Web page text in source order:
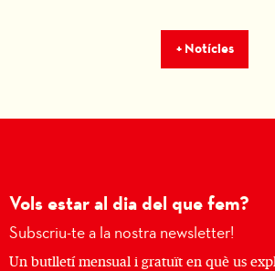
+ Notícies
Vols estar al dia del que fem?
Subscriu-te a la nostra newsletter!
Un butlletí mensual i gratuït en què us